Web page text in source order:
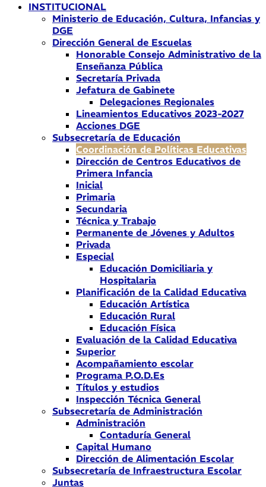
INSTITUCIONAL
Ministerio de Educación, Cultura, Infancias y
DGE
Dirección General de Escuelas
Honorable Consejo Administrativo de la
Enseñanza Pública
Secretaría Privada
Jefatura de Gabinete
Delegaciones Regionales
Lineamientos Educativos 2023-2027
Acciones DGE
Subsecretaría de Educación
Coordinación de Políticas Educativas
Dirección de Centros Educativos de
Primera Infancia
Inicial
Primaria
Secundaria
Técnica y Trabajo
Permanente de Jóvenes y Adultos
Privada
Especial
Educación Domiciliaria y
Hospitalaria
Planificación de la Calidad Educativa
Educación Artística
Educación Rural
Educación Física
Evaluación de la Calidad Educativa
Superior
Acompañamiento escolar
Programa P.O.D.Es
Títulos y estudios
Inspección Técnica General
Subsecretaría de Administración
Administración
Contaduría General
Capital Humano
Dirección de Alimentación Escolar
Subsecretaría de Infraestructura Escolar
Juntas